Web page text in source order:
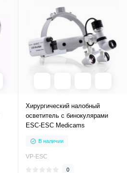
Хирургический налобный
осветитель с бинокулярами
ESC-ESC Medicams
В наличии
VP-ESC
0